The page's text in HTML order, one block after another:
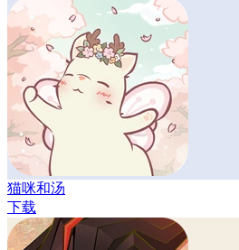
猫咪和汤
下载